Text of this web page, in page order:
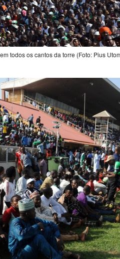
todos os cantos da torre (Foto: Pius